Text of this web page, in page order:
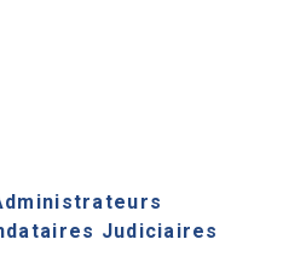
Judiciaires